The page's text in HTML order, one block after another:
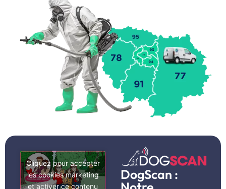
Cliquez pour accepter
les cookies marketing
et activer ce contenu
DogScan :